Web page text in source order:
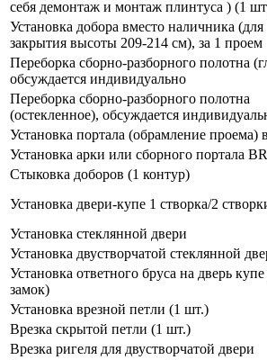
себя демонтаж и монтаж плинтуса ) (1
Установка добора вместо наличника (для
закрытия высоты 209-214 см), за 1 проем
Переборка сборно-разборного полотна
обсуждается индивидуально
Переборка сборно-разборного полотна
(остекленное), обсуждается
Установка портала (обрамление проема)
Установка арки или сборного портала
Стыковка доборов (1 контур)
Установка двери-купе 1 створка/2
Установка стеклянной двери
Установка двустворчатой стеклянной
Установка ответного бруса на дверь
замок)
Установка врезной петли (1 шт.)
Врезка скрытой петли (1 шт.)
Врезка ригеля для двустворчатой двери